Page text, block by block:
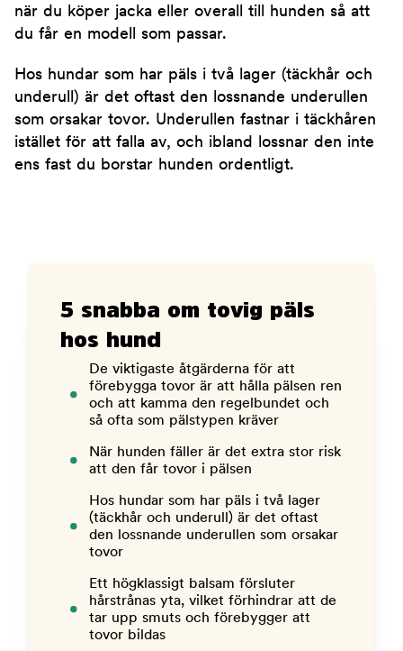
när du köper jacka eller overall till hunden så att
du får en modell som passar.
Hos hundar som har päls i två lager (täckhår och
underull) är det oftast den lossnande underullen
som orsakar tovor. Underullen fastnar i täckhåren
istället för att falla av, och ibland lossnar den inte
ens fast du borstar hunden ordentligt.
5 snabba om tovig päls
hos hund
De viktigaste åtgärderna för att
förebygga tovor är att hålla pälsen ren
och att kamma den regelbundet och
så ofta som pälstypen kräver
När hunden fäller är det extra stor risk
att den får tovor i pälsen
Hos hundar som har päls i två lager
(täckhår och underull) är det oftast
den lossnande underullen som orsakar
tovor
Ett högklassigt balsam försluter
hårstrånas yta, vilket förhindrar att de
tar upp smuts och förebygger att
tovor bildas